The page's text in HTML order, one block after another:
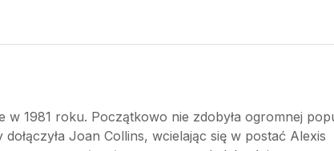
1981 roku. Początkowo nie zdobyła ogromnej
Joan Collins, wcielając się w postać Alexis